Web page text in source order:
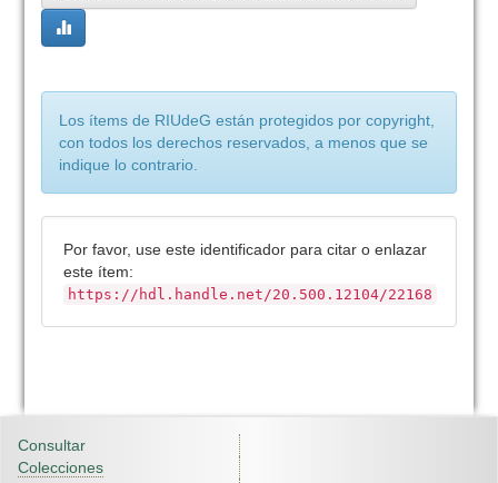
Los ítems de RIUdeG están protegidos por copyright,
con todos los derechos reservados, a menos que se
indique lo contrario.
Por favor, use este identificador para citar o enlazar
este ítem:
https://hdl.handle.net/20.500.12104/22168
Consultar
Colecciones